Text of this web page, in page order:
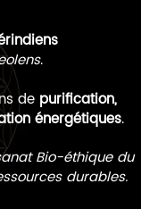
.
de purification,
énergétiques.
Bio-éthique du
durables.